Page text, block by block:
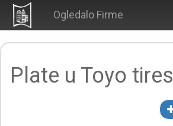
Ogledalo Firme
Plate u Toyo tires